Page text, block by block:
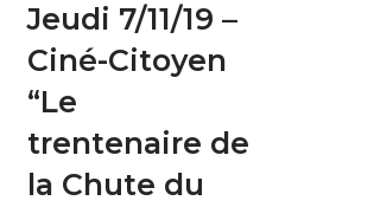
Jeudi 7/11/19 –
Ciné-Citoyen
“Le
trentenaire de
la Chute du